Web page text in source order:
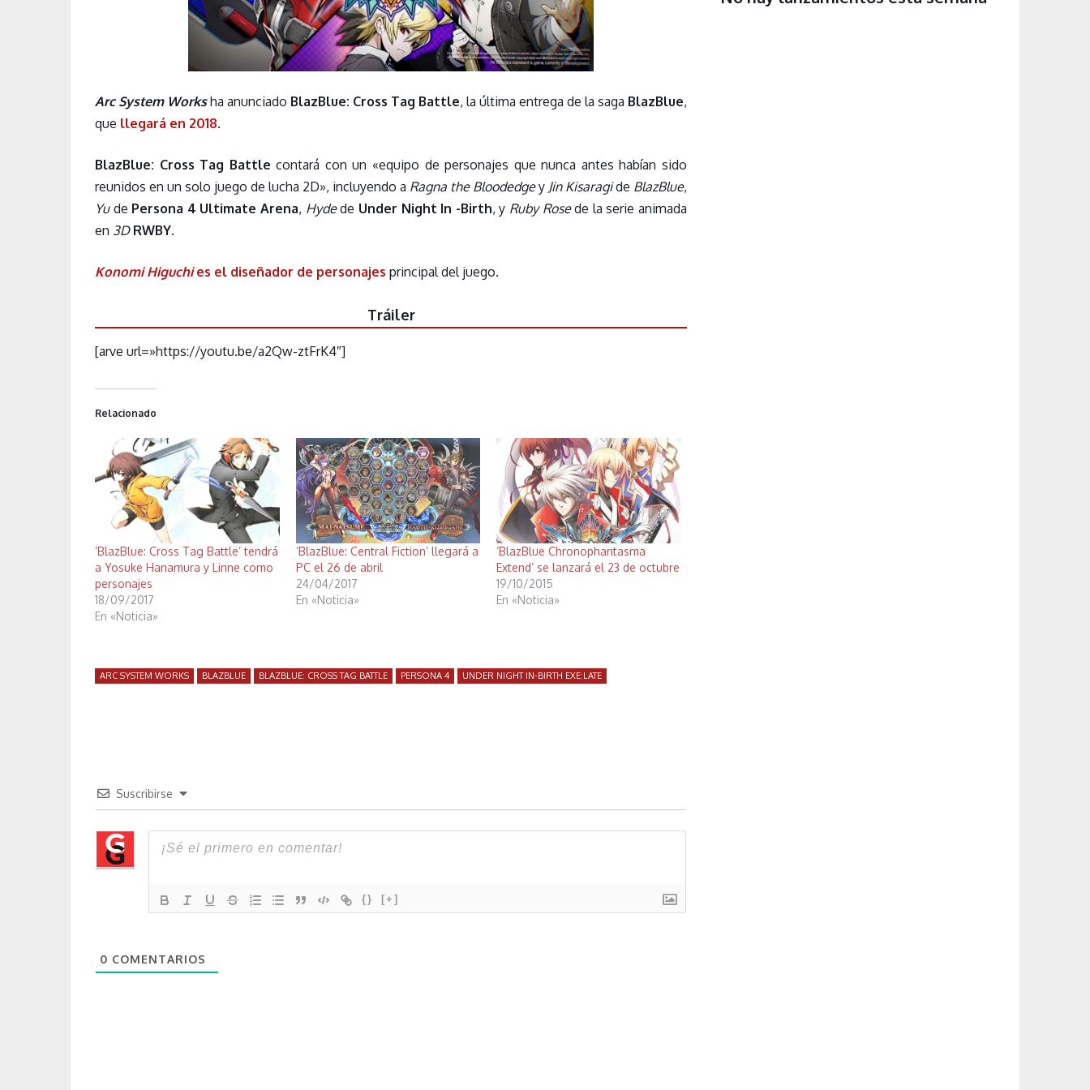
Arc System Worksha anunciado BlazBlue: Cross Tag Battle, la última entrega de la saga BlazBlue,
que llegará en 2018.
BlazBlue: Cross Tag Battle contará con un «equipo de personajes que nunca antes habían sido
reunidos en un solo juego de lucha 2D», incluyendo a Ragna the Bloodedgey Jin Kisaragide BlazBlue,
Yude Persona 4 Ultimate Arena, Hydede Under Night In -Birth, y Ruby Rosede la serie animada
en 3DRWBY.
Konomi Higuchies el diseñador de personajes principal del juego.
Tráiler
[arve url=»https://youtu.be/a2Qw-ztFrK4″]
Relacionado
‘BlazBlue: Cross Tag Battle’ tendrá
a Yosuke Hanamura y Linne como
personajes
18/09/2017
En «Noticia»
‘BlazBlue: Central Fiction’ llegará a
PC el 26 de abril
24/04/2017
En «Noticia»
‘BlazBlue Chronophantasma
Extend’ se lanzará el 23 de octubre
19/10/2015
En «Noticia»
ARC SYSTEM WORKS BLAZBLUE BLAZBLUE: CROSS TAG BATTLE PERSONA 4 UNDER NIGHT IN-BIRTH EXE:LATE
Suscribirse
{} [+]
0 COMENTARIOS